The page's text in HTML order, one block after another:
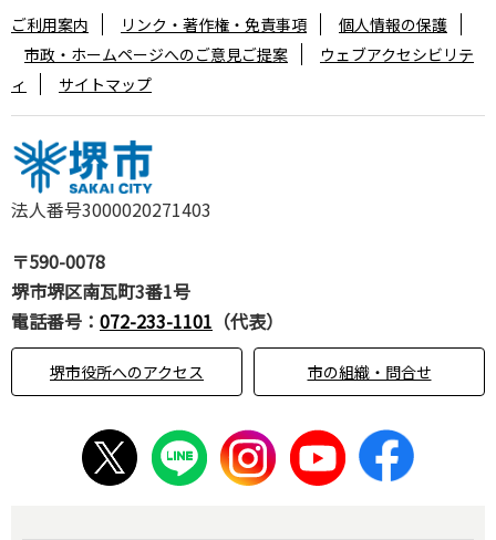
法人番号3000020271403
〒590-0078
堺市堺区南瓦町3番1号
電話番号： 072-233-1101 （代表）
堺市役所へのアクセス 市の組織・問合せ
ご利用案内 リンク・著作権・免責事項
個人情報の保護
市政・ホームページへのご意見ご提案
ウェブアクセシビリテ
ィ
サイトマップ